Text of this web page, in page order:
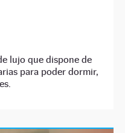
lujo que dispone de
para poder dormir,